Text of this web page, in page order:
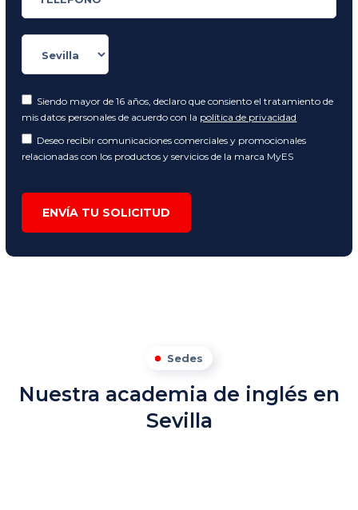
Siendo mayor de 16 años, declaro que consiento el tratamiento de
mis datos personales de acuerdo con la política de privacidad
Deseo recibir comunicaciones comerciales y promocionales
relacionadas con los productos y servicios de la marca MyES
ENVÍA TU SOLICITUD
Sedes
Nuestra academia de inglés en
Sevilla